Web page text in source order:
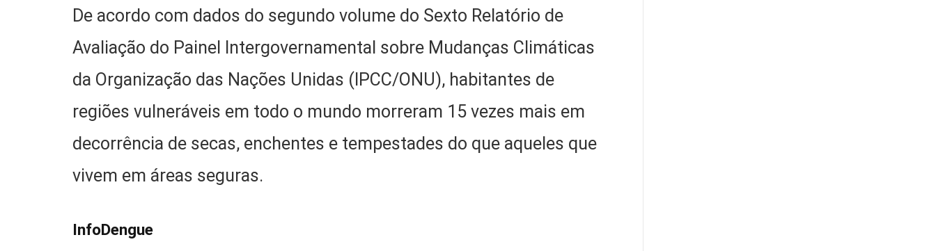
De acordo com dados do segundo volume do Sexto Relatório de
Avaliação do Painel Intergovernamental sobre Mudanças Climáticas
da Organização das Nações Unidas (IPCC/ONU), habitantes de
regiões vulneráveis em todo o mundo morreram 15 vezes mais em
decorrência de secas, enchentes e tempestades do que aqueles que
vivem em áreas seguras.
InfoDengue